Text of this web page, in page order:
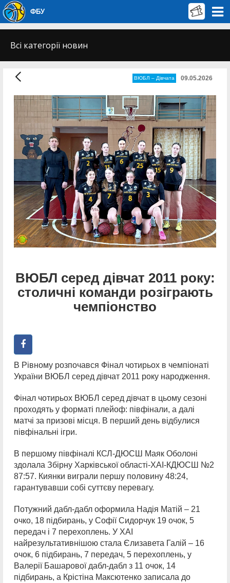
ФБУ
Всі категорії новин
ВЮБЛ – Дiвчата 09.05.2026
ВЮБЛ серед дівчат 2011 року:
столичні команди розіграють
чемпіонство
В Рівному розпочався Фінал чотирьох в чемпіонаті
України ВЮБЛ серед дівчат 2011 року народження.
Фінал чотирьох ВЮБЛ серед дівчат в цьому сезоні
проходять у форматі плейоф: півфінали, а далі
матчі за призові місця. В перший день відбулися
півфінальні ігри.
В першому півфіналі КСЛ-ДЮСШ Маяк Оболоні
здолала Збірну Харківської області-ХАІ-КДЮСШ №2
87:57. Киянки виграли першу половину 48:24,
гарантувавши собі суттєву перевагу.
Потужний дабл-дабл оформила Надія Матій – 21
очко, 18 підбирань, у Софії Сидорчук 19 очок, 5
передач і 7 перехоплень. У ХАІ
найрезультативнішою стала Єлизавета Галій – 16
очок, 6 підбирань, 7 передач, 5 перехоплень, у
Валерії Башарової дабл-дабл з 11 очок, 14
підбирань, а Крістіна Максютенко записала до